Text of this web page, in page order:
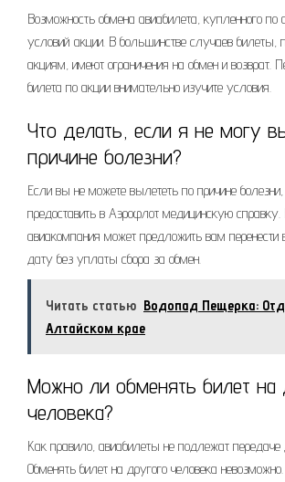
Возможность обмена авиабилета, купленного по
условий акции. В большинстве случаев билеты,
акциям, имеют ограничения на обмен и возврат.
билета по акции внимательно изучите условия.
Что делать, если я не могу
причине болезни?
Если вы не можете вылететь по причине
предоставить в Аэрофлот медицинскую
авиакомпания может предложить вам
дату без уплаты сбора за обмен.
Читать статью Водопад Пещерка:
Алтайском крае
Можно ли обменять билет на
человека?
Как правило, авиабилеты не подлежат
Обменять билет на другого человека